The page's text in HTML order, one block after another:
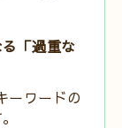
「過重な
ーワードの